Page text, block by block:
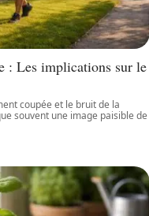
: Les implications sur le
coupée et le bruit de la
souvent une image paisible de